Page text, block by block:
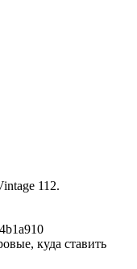
112.
куда ставить